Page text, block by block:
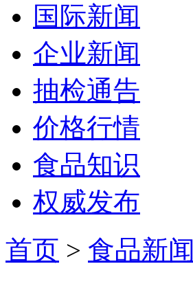
国际新闻
企业新闻
抽检通告
价格行情
食品知识
权威发布
首页 > 食品新闻